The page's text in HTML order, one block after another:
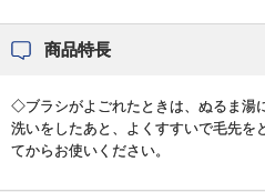
商品特長
◇ブラシがよごれたときは、ぬるま湯
洗いをしたあと、よくすすいで毛先を
てからお使いください。